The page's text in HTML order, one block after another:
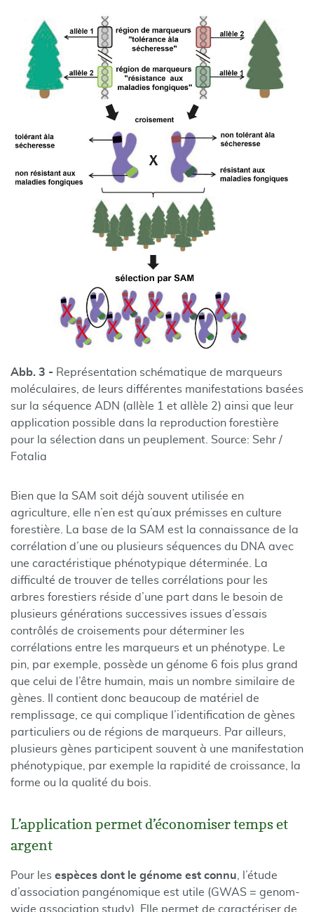
Abb. 3 - Représentation schématique de marqueurs
moléculaires, de leurs différentes manifestations basées
sur la séquence ADN (allèle 1 et allèle 2) ainsi que leur
application possible dans la reproduction forestière
pour la sélection dans un peuplement. Source: Sehr /
Fotalia
Bien que la SAM soit déjà souvent utilisée en
agriculture, elle n’en est qu’aux prémisses en culture
forestière. La base de la SAM est la connaissance de la
corrélation d’une ou plusieurs séquences du DNA avec
une caractéristique phénotypique déterminée. La
difficulté de trouver de telles corrélations pour les
arbres forestiers réside d’une part dans le besoin de
plusieurs générations successives issues d’essais
contrôlés de croisements pour déterminer les
corrélations entre les marqueurs et un phénotype. Le
pin, par exemple, possède un génome 6 fois plus grand
que celui de l’être humain, mais un nombre similaire de
gènes. Il contient donc beaucoup de matériel de
remplissage, ce qui complique l’identification de gènes
particuliers ou de régions de marqueurs. Par ailleurs,
plusieurs gènes participent souvent à une manifestation
phénotypique, par exemple la rapidité de croissance, la
forme ou la qualité du bois.
L’application permet d’économiser temps et
argent
Pour les espèces dont le génome est connu , l’étude
d’association pangénomique est utile (GWAS = genom-
wide association study). Elle permet de caractériser de